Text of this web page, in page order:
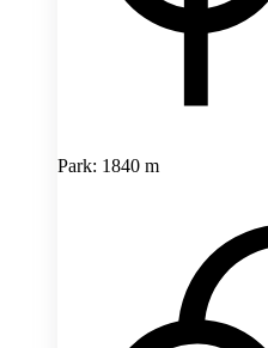
Park: 1840 m